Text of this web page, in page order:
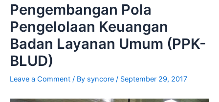
Pengembangan Pola
Pengelolaan Keuangan
Badan Layanan Umum (PPK-
BLUD)
Leave a Comment / By syncore / September 29, 2017
c
h